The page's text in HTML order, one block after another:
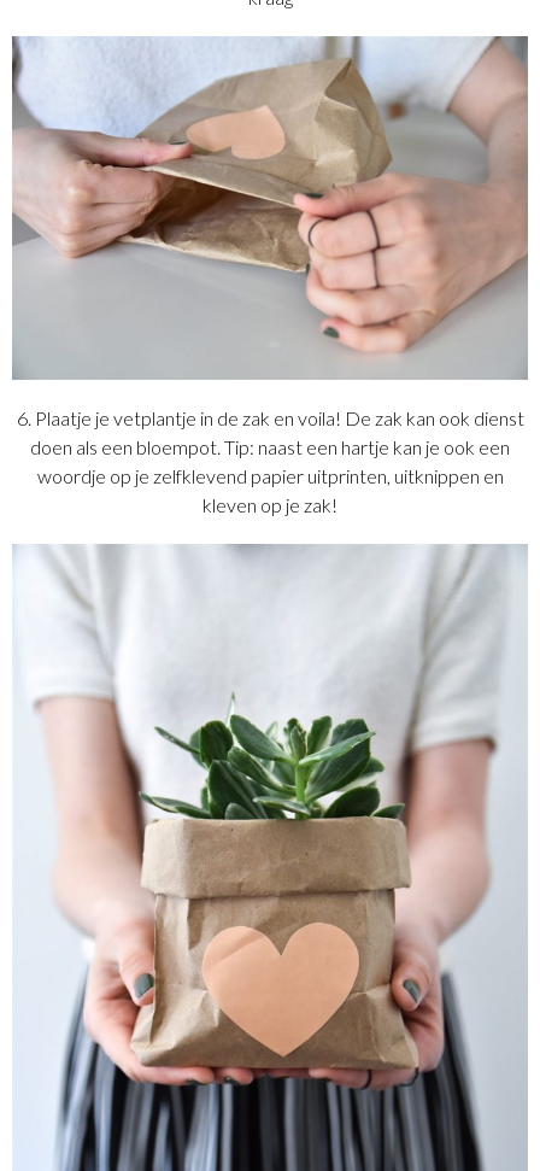
6. Plaatje je vetplantje in de zak en voila! De zak kan ook dienst
doen als een bloempot. Tip: naast een hartje kan je ook een
woordje op je zelfklevend papier uitprinten, uitknippen en
kleven op je zak!